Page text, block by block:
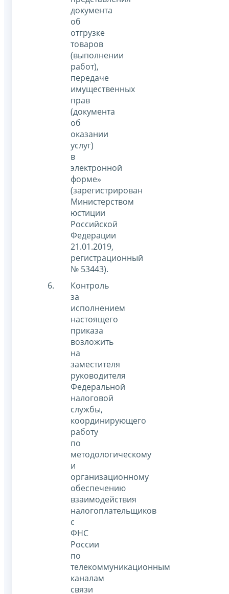
документа
об
отгрузке
товаров
(выполнении
работ),
передаче
имущественных
прав
(документа
об
оказании
услуг)
в
электронной
форме»
(зарегистрирован
Министерством
юстиции
Российской
Федерации
21.01.2019,
регистрационный
№ 53443).
Контроль
за
исполнением
настоящего
приказа
возложить
на
заместителя
руководителя
Федеральной
налоговой
службы,
координирующего
работу
по
методологическому
и
организационному
обеспечению
взаимодействия
налогоплательщиков
с
ФНС
России
по
телекоммуникационным
каналам
связи